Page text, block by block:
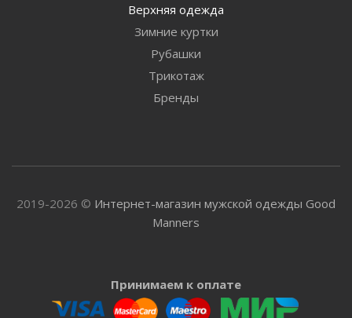
Верхняя одежда
Зимние куртки
Рубашки
Трикотаж
Бренды
2019-2026 © Интернет-магазин мужской одежды Good
Manners
Принимаем к оплате